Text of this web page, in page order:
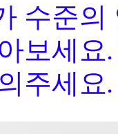
수준의
보세요
주세요.